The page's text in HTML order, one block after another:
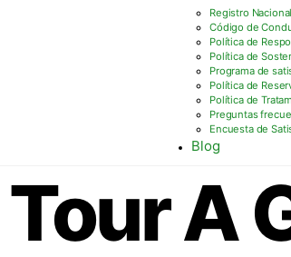
Registro
Código de
Política de
Política de
Programa de
Política de
Política de
Preguntas
Encuesta de
Blog
Tour A